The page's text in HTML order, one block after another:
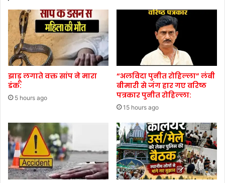
झाड़ू लगाते वक्त सांप ने मारा
डंक:
5 hours ago
“अलविदा पुनीत रोहिल्ला” लंबी
बीमारी से जंग हार गए वरिष्ठ
पत्रकार पुनीत रोहिल्ला:
15 hours ago